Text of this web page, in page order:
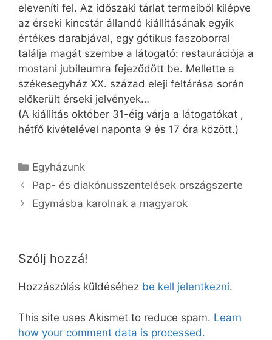
eleveníti fel. Az időszaki tárlat termeiből kilépve
az érseki kincstár állandó kiállításának egyik
értékes darabjával, egy gótikus faszoborral
találja magát szembe a látogató: restaurációja a
mostani jubileumra fejeződött be. Mellette a
székesegyház XX. század eleji feltárása során
előkerült érseki jelvények…
(A kiállítás október 31-éig várja a látogatókat ,
hétfő kivételével naponta 9 és 17 óra között.)
Kategória
Egyházunk
Pap- és diakónusszentelések országszerte
Egymásba karolnak a magyarok
Szólj hozzá!
Hozzászólás küldéséhez be kell jelentkezni.
This site uses Akismet to reduce spam. Learn
how your comment data is processed.